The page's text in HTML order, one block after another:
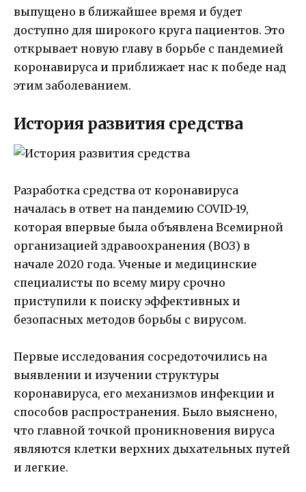
выпущено в ближайшее время и будет
доступно для широкого круга пациентов. Это
открывает новую главу в борьбе с пандемией
коронавируса и приближает нас к победе над
этим заболеванием.
История развития средства
Разработка средства от коронавируса
началась в ответ на пандемию COVID-19,
которая впервые была объявлена Всемирной
организацией здравоохранения (ВОЗ) в
начале 2020 года. Ученые и медицинские
специалисты по всему миру срочно
приступили к поиску эффективных и
безопасных методов борьбы с вирусом.
Первые исследования сосредоточились на
выявлении и изучении структуры
коронавируса, его механизмов инфекции и
способов распространения. Было выяснено,
что главной точкой проникновения вируса
являются клетки верхних дыхательных путей
и легкие.